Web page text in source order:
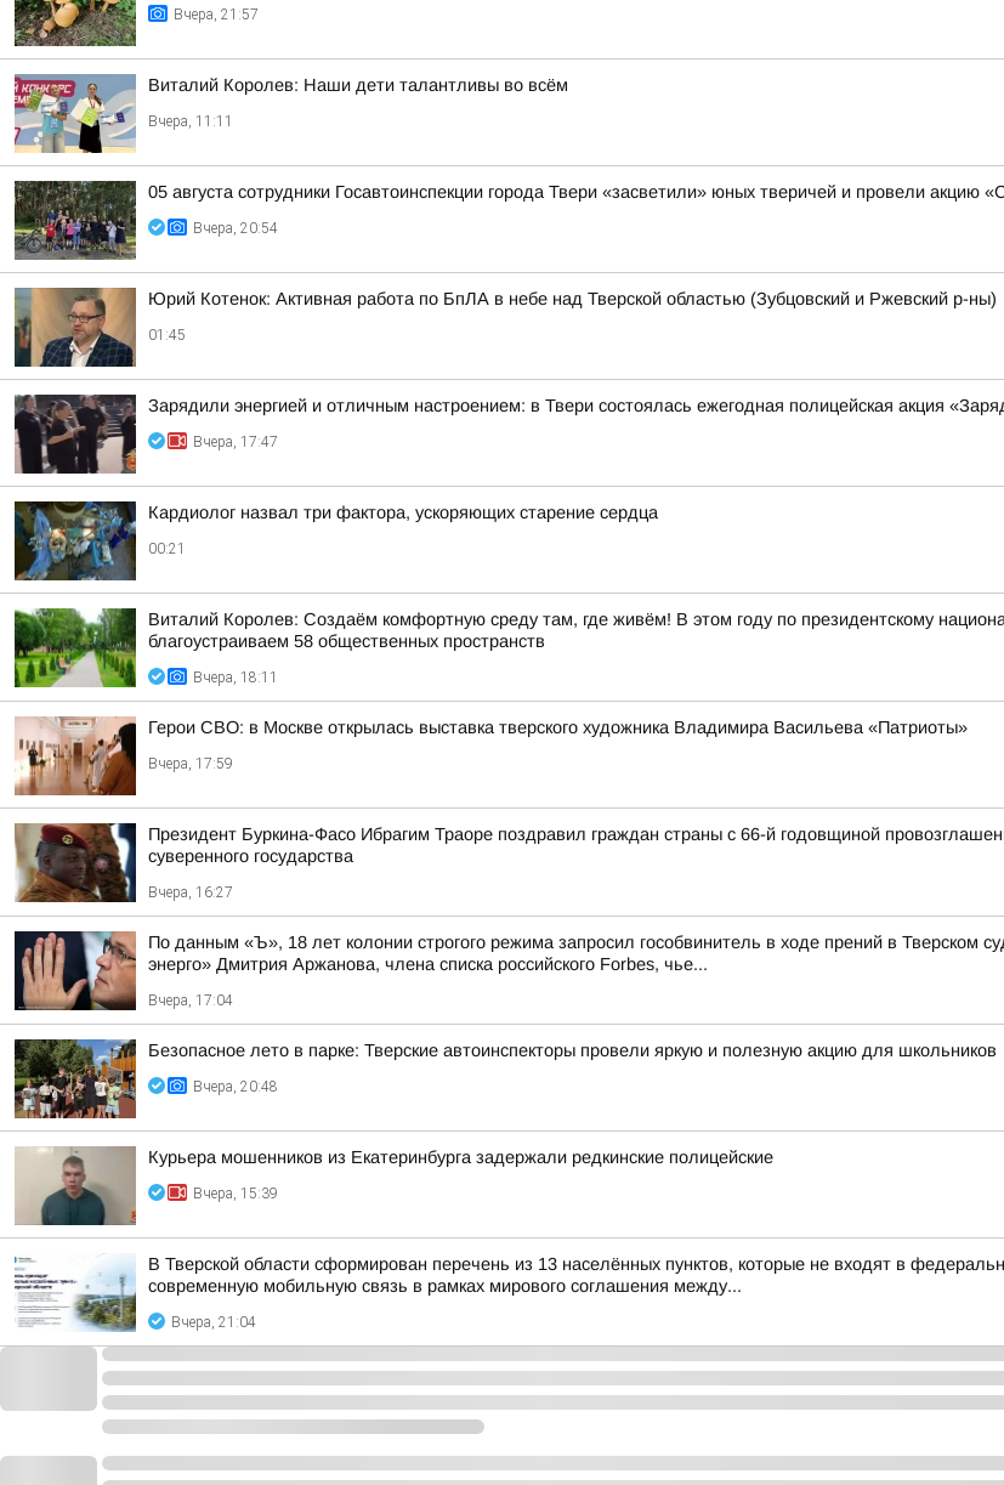
Вчера, 21:57
Виталий Королев: Наши дети талантливы во всём
Вчера, 11:11
05 августа сотрудники Госавтоинспекции города Твери «засветили» юных тверичей и провели акцию
Вчера, 20:54
Юрий Котенок: Активная работа по БпЛА в небе над Тверской областью (Зубцовский и Ржевский р-ны)
01:45
Зарядили энергией и отличным настроением: в Твери состоялась ежегодная полицейская акция
Вчера, 17:47
Кардиолог назвал три фактора, ускоряющих старение сердца
00:21
Виталий Королев: Создаём комфортную среду там, где живём! В этом году по президентскому
благоустраиваем 58 общественных пространств
Вчера, 18:11
Герои СВО: в Москве открылась выставка тверского художника Владимира Васильева «Патриоты»
Вчера, 17:59
Президент Буркина-Фасо Ибрагим Траоре поздравил граждан страны с 66-й годовщиной
суверенного государства
Вчера, 16:27
По данным «Ъ», 18 лет колонии строгого режима запросил гособвинитель в ходе прений в
энерго» Дмитрия Аржанова, члена списка российского Forbes, чье...
Вчера, 17:04
Безопасное лето в парке: Тверские автоинспекторы провели яркую и полезную акцию для школьников
Вчера, 20:48
Курьера мошенников из Екатеринбурга задержали редкинские полицейские
Вчера, 15:39
В Тверской области сформирован перечень из 13 населённых пунктов, которые не входят в
современную мобильную связь в рамках мирового соглашения между...
Вчера, 21:04